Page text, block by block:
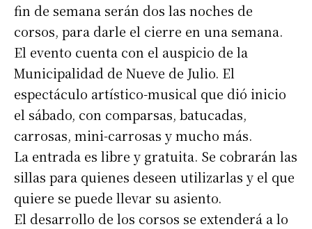
fin de semana serán dos las noches de
corsos, para darle el cierre en una semana.
El evento cuenta con el auspicio de la
Municipalidad de Nueve de Julio. El
espectáculo artístico-musical que dió inicio
el sábado, con comparsas, batucadas,
carrosas, mini-carrosas y mucho más.
La entrada es libre y gratuita. Se cobrarán las
sillas para quienes deseen utilizarlas y el que
quiere se puede llevar su asiento.
El desarrollo de los corsos se extenderá a lo